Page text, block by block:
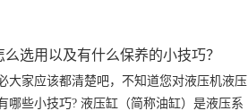
么选用以及有什么保养的小技巧？
大家应该都清楚吧，不知道您对液压机液压
哪些小技巧? 液压缸（简称油缸）是液压系